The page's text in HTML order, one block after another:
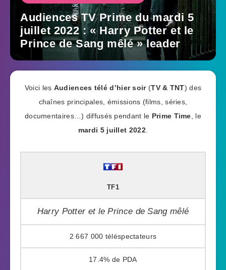
Audiences TV Prime du mardi 5
juillet 2022 : « Harry Potter et le
Prince de Sang mêlé » leader
Voici les Audiences télé d’hier soir (TV & TNT) des
chaînes principales, émissions (films, séries,
documentaires…) diffusés pendant le Prime Time , le
mardi 5 juillet 2022.
TF1
Harry Potter et le Prince de Sang mêlé
2 667 000
17.4%